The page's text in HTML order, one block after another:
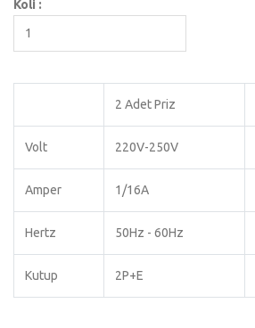
Koli :
1
2 Adet Priz
Volt 220V-250V
Amper 1/16A
Hertz 50Hz - 60Hz
Kutup 2P+E